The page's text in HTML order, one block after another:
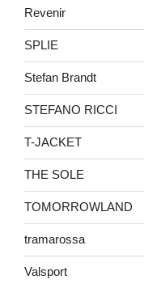
Revenir
SPLIE
Stefan Brandt
STEFANO RICCI
T-JACKET
THE SOLE
TOMORROWLAND
tramarossa
Valsport